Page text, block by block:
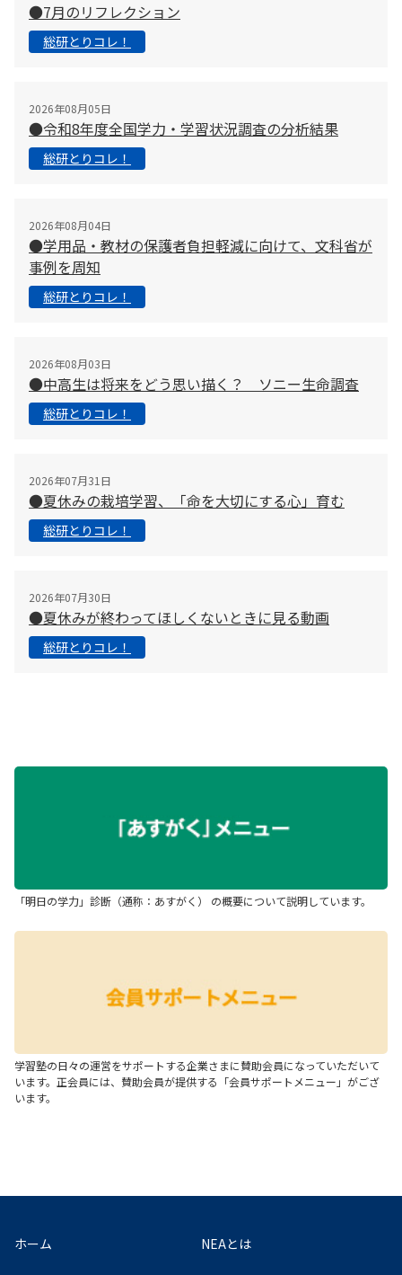
●7月のリフレクション
総研とりコレ！
2026年08月05日
●令和8年度全国学力・学習状況調査の分析結果
総研とりコレ！
2026年08月04日
●学用品・教材の保護者負担軽減に向けて、文科省が
事例を周知
総研とりコレ！
2026年08月03日
●中高生は将来をどう思い描く？ ソニー生命調査
総研とりコレ！
2026年07月31日
●夏休みの栽培学習、「命を大切にする心」育む
総研とりコレ！
2026年07月30日
●夏休みが終わってほしくないときに見る動画
総研とりコレ！
「明日の学力」診断（通称：あすがく） の概要について説明しています。
学習塾の日々の運営をサポートする企業さまに賛助会員になっていただいて
います。正会員には、賛助会員が提供する「会員サポートメニュー」がござ
います。
ホーム NEAとは